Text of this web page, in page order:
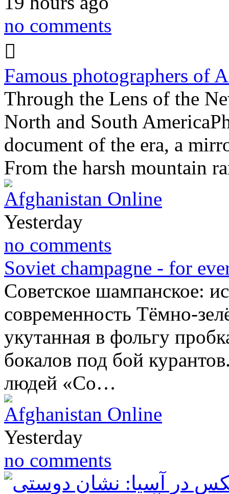
no comments
Famous photographers of
Through the Lens of the
North and South
document of the era, a
From the harsh mountain
Afghanistan Online
Yesterday
no comments
Soviet champagne - for
Советское шампанское:
современность Тёмно-
укутанная в фольгу
бокалов под бой
людей «Со…
Afghanistan Online
Yesterday
no comments